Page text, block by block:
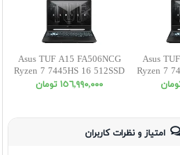
Asus TUF A15 FA506NCG
Ryzen 7 7445HS 16 512SSD
4 RTX3050 FHD
١٥٦,٩٩٠,٠٠٠ تومان
Asus
Ryzen 7
امتیاز و نظرات کاربران